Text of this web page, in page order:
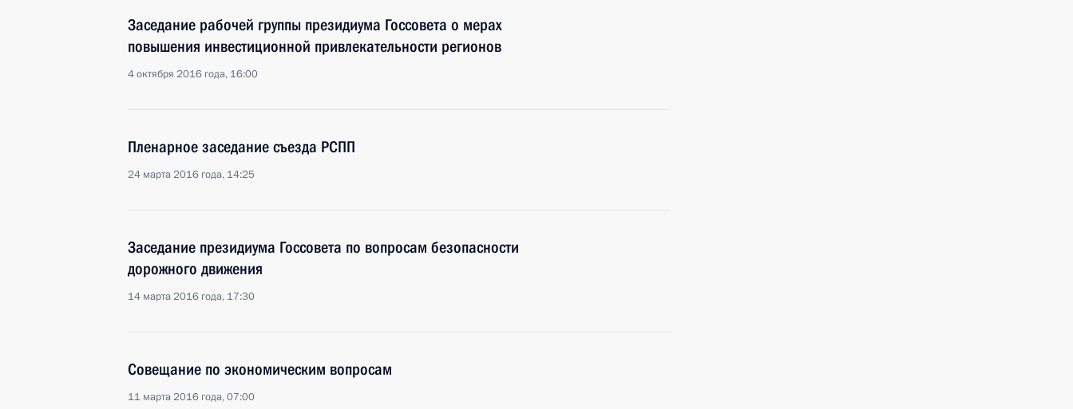
Заседание рабочей группы президиума Госсовета о мерах
повышения инвестиционной привлекательности регионов
4 октября 2016 года, 16:00
Пленарное заседание съезда РСПП
24 марта 2016 года, 14:25
Заседание президиума Госсовета по вопросам безопасности
дорожного движения
14 марта 2016 года, 17:30
Совещание по экономическим вопросам
11 марта 2016 года, 07:00